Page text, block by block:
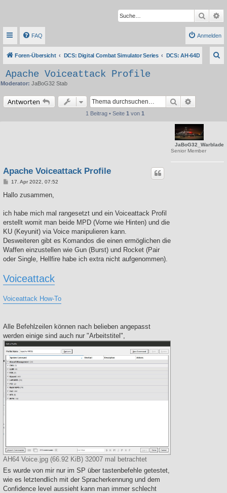
Suche
FAQ Anmelden
Foren-Übersicht DCS: Digital Combat Simulator Series DCS: AH-64D
Apache Voiceattack Profile
Moderator: JaBoG32 Stab
Antworten Suche
1 Beitrag • Seite 1 von 1
JaBoG32_Warblade
Senior Member
Apache Voiceattack Profile
B
i
a
17. Apr 2022, 07:52
Hallo zusammen,
ich habe mich mal rangesetzt und ein Voiceattack Profil
erstellt womit man beide MPD (Vorne wie Hinten) und die
KU (Keyunit) via Voice manipulieren kann.
Desweiteren gibt es Komandos die einen ermöglichen die
Waffen einzustellen wie Gun (Burst) und Rocket (Pair
oder Single, Hellfire habe ich extra nicht aufgenommen).
Voiceattack
Voiceattack How-To
Alle Befehlzeilen können nach belieben angepasst
werden einige sind auch nur "Arbeitstitel",
AH64 Voice.jpg (66.92 KiB) 32007 mal betrachtet
Es wurde von mir nur im SP über tastenbefehle getestet,
wie es letztendlich mit der Spracherkennung und dem
Confidence level aussieht kann man immer schlecht